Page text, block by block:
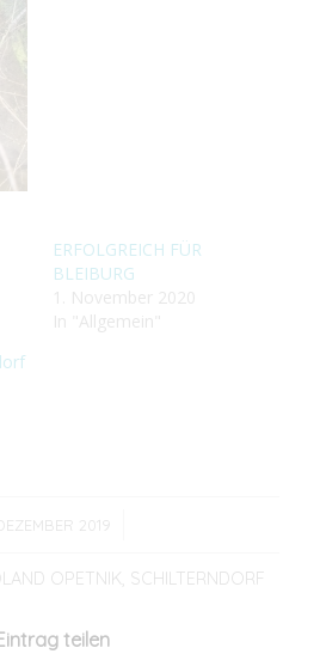
ERFOLGREICH FÜR
BLEIBURG
1. November 2020
In "Allgemein"
2019
/
OPETNIK SCHILTERNDORF
teilen